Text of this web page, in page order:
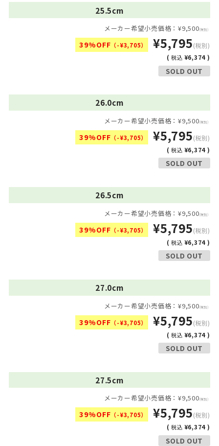
25.5cm
メーカー希望小売価格：¥9,500(税別)
39%OFF （-¥3,705） ¥5,795(税別)
(税込 ¥6,374 )
SOLD OUT
26.0cm
メーカー希望小売価格：¥9,500(税別)
39%OFF （-¥3,705） ¥5,795(税別)
(税込 ¥6,374 )
SOLD OUT
26.5cm
メーカー希望小売価格：¥9,500(税別)
39%OFF （-¥3,705） ¥5,795(税別)
(税込 ¥6,374 )
SOLD OUT
27.0cm
メーカー希望小売価格：¥9,500(税別)
39%OFF （-¥3,705） ¥5,795(税別)
(税込 ¥6,374 )
SOLD OUT
27.5cm
メーカー希望小売価格：¥9,500(税別)
39%OFF （-¥3,705） ¥5,795(税別)
(税込 ¥6,374 )
SOLD OUT